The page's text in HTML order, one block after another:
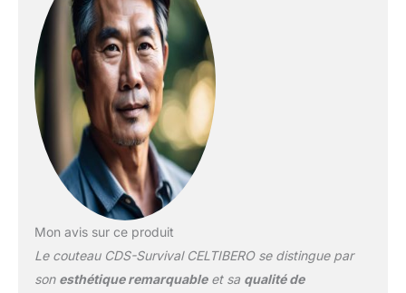
Mon avis sur ce produit
Le couteau CDS-Survival CELTIBERO se distingue par
son esthétique remarquableet sa qualité de